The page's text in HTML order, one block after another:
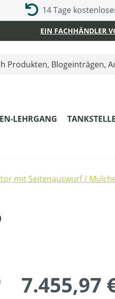
14 Tage
EIN FACHHÄNDLER
LEHRGANG
mit Seitenauswurf /
7.455,97